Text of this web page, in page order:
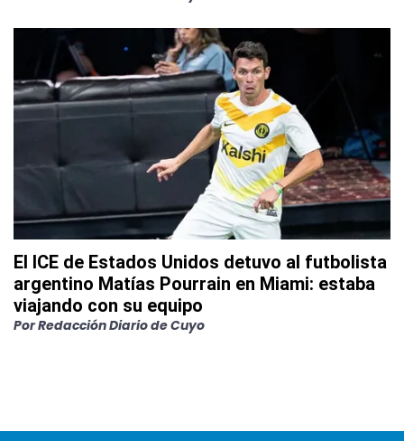
El ICE de Estados Unidos detuvo al futbolista
argentino Matías Pourrain en Miami: estaba
viajando con su equipo
PorRedacción Diario de Cuyo